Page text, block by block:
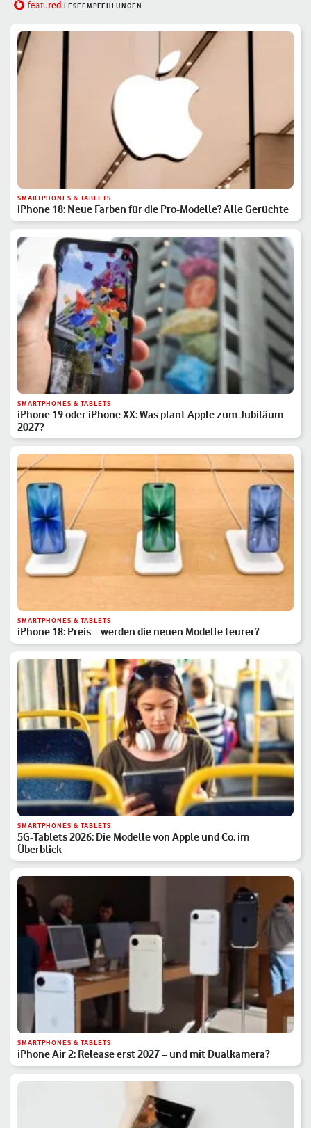
featured LESEEMPFEHLUNGEN
SMARTPHONES & TABLETS
iPhone 18: Neue Farben für die Pro-Modelle? Alle Gerüchte
SMARTPHONES & TABLETS
iPhone 19 oder iPhone XX: Was plant Apple zum Jubiläum
2027?
SMARTPHONES & TABLETS
iPhone 18: Preis – werden die neuen Modelle teurer?
SMARTPHONES & TABLETS
5G-Tablets 2026: Die Modelle von Apple und Co. im
Überblick
SMARTPHONES & TABLETS
iPhone Air 2: Release erst 2027 – und mit Dualkamera?